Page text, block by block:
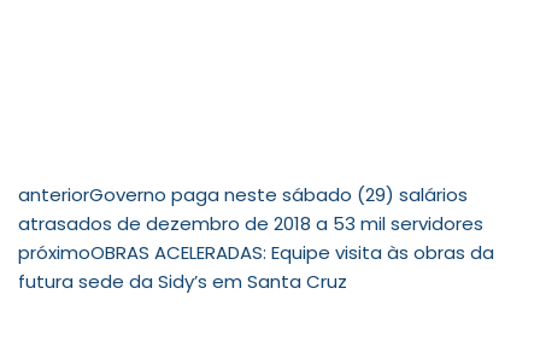
anteriorGoverno paga neste sábado (29) salários
atrasados de dezembro de 2018 a 53 mil servidores
próximoOBRAS ACELERADAS: Equipe visita às obras da
futura sede da Sidy’s em Santa Cruz